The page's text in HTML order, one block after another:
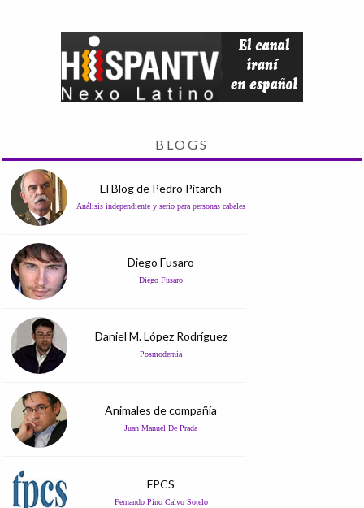
BLOGS
El Blog de Pedro Pitarch
Análisis independiente y serio para personas cabales
Diego Fusaro
Diego Fusaro
Daniel M. López Rodríguez
Posmodernia
Animales de compañía
Juan Manuel De Prada
FPCS
Fernando Pino Calvo Sotelo